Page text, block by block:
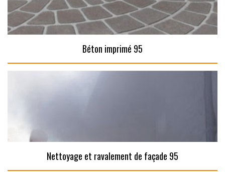
Béton imprimé 95
Nettoyage et ravalement de façade 95